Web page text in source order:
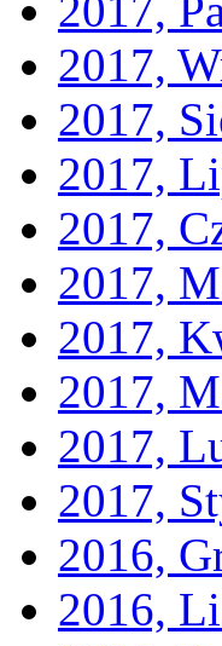
2017,
2017,
2017,
2017,
2017,
2017,
2017,
2017,
2017,
2016,
2016,